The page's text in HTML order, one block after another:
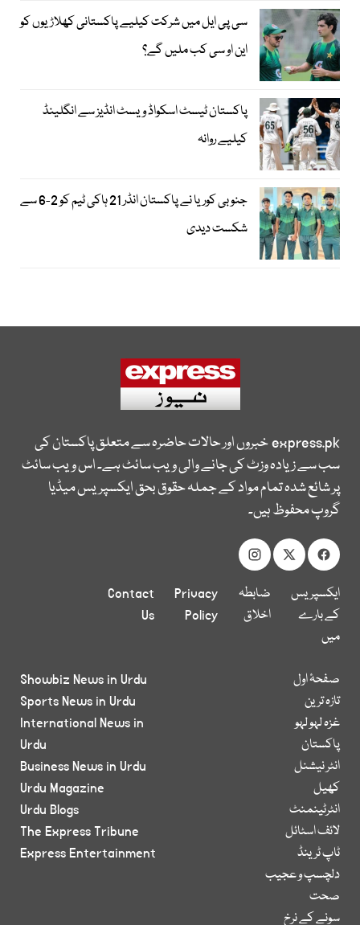
سی پی ایل میں شرکت کیلیے پاکستانی کھلاڑیوں کو
این او سی کب ملیں گے؟
پاکستان ٹیسٹ اسکواڈ ویسٹ انڈیز سے انگلینڈ
کیلیے روانہ
جنوبی کوریا نے پاکستان انڈر 21 ہاکی ٹیم کو 2-6 سے
شکست دیدی
express.pkخبروں اور حالات حاضرہ سے متعلق پاکستان کی
سب سے زیادہ وزٹ کی جانے والی ویب سائٹ ہے۔ اس ویب سائٹ
پر شائع شدہ تمام مواد کے جملہ حقوق بحق ایکسپریس میڈیا
گروپ محفوظ ہیں۔
ایکسپریس
کے بارے
میں
ضابطہ
اخلاق
Privacy
Policy
Contact
Us
صفحۂ اول
تازہ ترین
غزہ لہو لہو
پاکستان
انٹر نیشنل
کھیل
انٹرٹینمنٹ
لائف اسٹائل
ٹاپ ٹرینڈ
دلچسپ و عجیب
صحت
سونے کے نرخ
Showbiz News in Urdu
Sports News in Urdu
International News in
Urdu
Business News in Urdu
Urdu Magazine
Urdu Blogs
The Express Tribune
Express Entertainment